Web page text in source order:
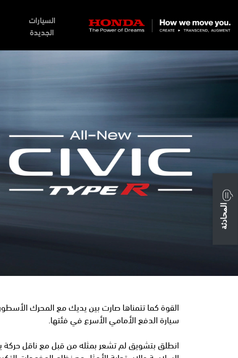
السيارات
الجديدة
سيارة الدفع الأمامي الأسرع في فئتها.
المحادثة